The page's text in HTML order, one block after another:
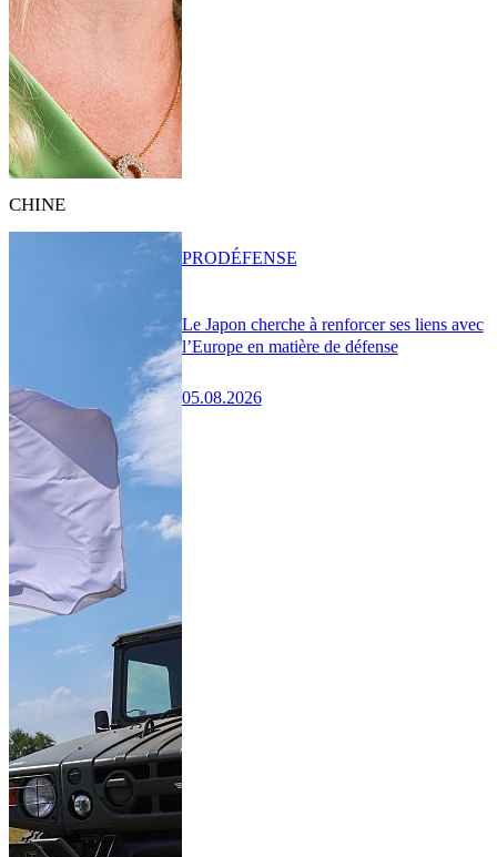
CHINE
Le Japon cherche à renforcer ses liens avec
l’Europe en matière de défense
05.08.2026
PRODÉFENSE